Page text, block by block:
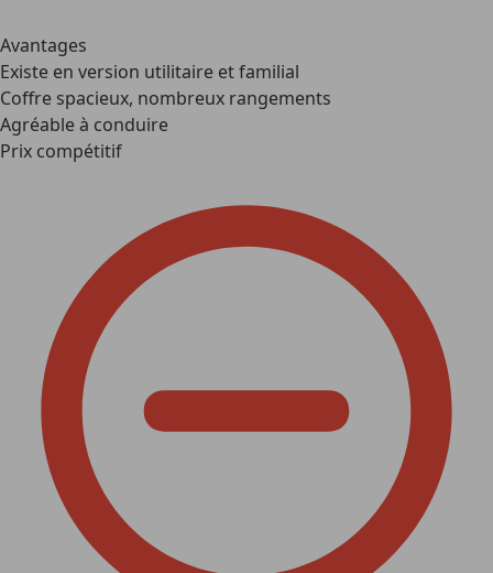
Avantages
Existe en version utilitaire et familial
Coffre spacieux, nombreux rangements
Agréable à conduire
Prix compétitif